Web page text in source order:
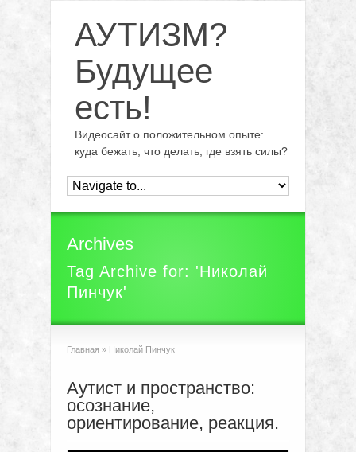
АУТИЗМ?
Будущее
есть!
Видеосайт о положительном опыте:
куда бежать, что делать, где взять силы?
Archives
Tag Archive for: 'Николай
Пинчук'
Главная » Николай Пинчук
Аутист и пространство:
осознание,
ориентирование, реакция.